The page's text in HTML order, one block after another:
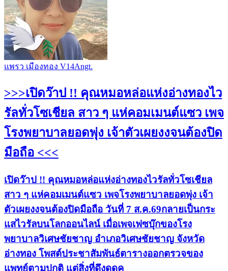
แพรว เมืองทอง V14Angt.
>>>เปิดว๊าป !! คุณหมอหล่อแห่งอ่างทองไว
รัลทั่วโซเชียล สาว ๆ แห่คอมเมนต์แซว เพจ
โรงพยาบาลยอดพุ่ง เจ้าตัวเผยงงจนต้องปิด
มือถือ <<<
เปิดว๊าป !! คุณหมอหล่อแห่งอ่างทองไวรัลทั่วโซเชียล
สาว ๆ แห่คอมเมนต์แซว เพจโรงพยาบาลยอดพุ่ง เจ้า
ตัวเผยงงจนต้องปิดมือถือ วันที่ 7 ส.ค.69กลายเป็นกระ
แสไวรัลบนโลกออนไลน์ เมื่อเพจเฟซบุ๊กของโรง
พยาบาลวิเศษชัยชาญ อำเภอวิเศษชัยชาญ จังหวัด
อ่างทอง โพสต์ประชาสัมพันธ์ตารางออกตรวจของ
แพทย์ตามปกติ แต่สิ่งที่ดึงดูดค